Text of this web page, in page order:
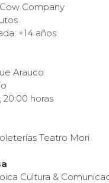
Company
+14 años
Arauco
20:00 horas
Teatro Mori
Cultura &